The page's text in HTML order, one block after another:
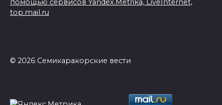
помощью сервисов Yandex.Metrika, LiveInternet,
top.mail.ru
© 2026 Семикаракорские вести